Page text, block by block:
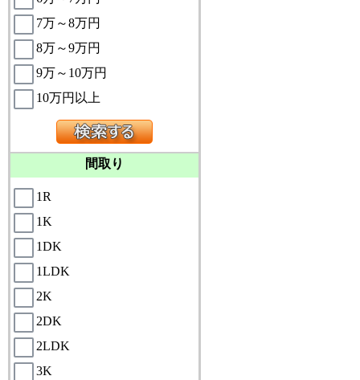
7万～8万円
8万～9万円
9万～10万円
10万円以上
間取り
1R
1K
1DK
1LDK
2K
2DK
2LDK
3K